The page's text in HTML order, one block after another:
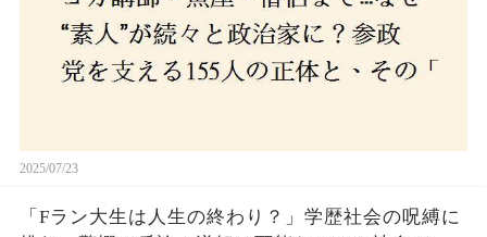
2025/07/23
「Fラン大生は人生の終わり？」学歴社会の呪縛に